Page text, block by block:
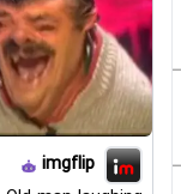
imgflip